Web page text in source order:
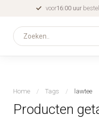
voor16:00 uur
Home / Tags / lawtee
Producten